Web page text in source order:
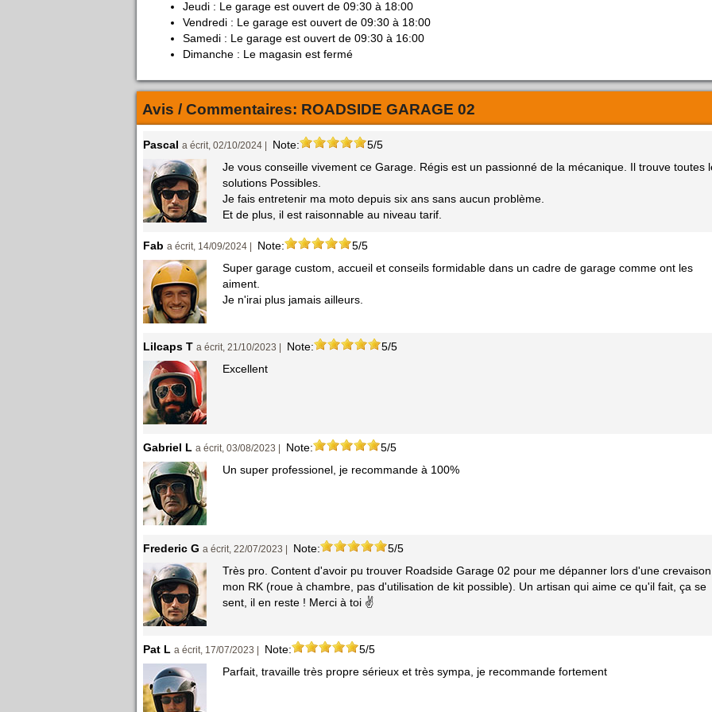
Jeudi : Le garage est ouvert de 09:30 à 18:00
Vendredi : Le garage est ouvert de 09:30 à 18:00
Samedi : Le garage est ouvert de 09:30 à 16:00
Dimanche : Le magasin est fermé
Avis / Commentaires: ROADSIDE GARAGE 02
Pascal a écrit, 02/10/2024 | Note:
5/5
Je vous conseille vivement ce Garage. Régis est un passionné de la mécanique. Il trouve toutes
solutions Possibles.
Je fais entretenir ma moto depuis six ans sans aucun problème.
Et de plus, il est raisonnable au niveau tarif.
Fab a écrit, 14/09/2024 | Note:
5/5
Super garage custom, accueil et conseils formidable dans un cadre de garage comme ont les
aiment.
Je n'irai plus jamais ailleurs.
Lilcaps T a écrit, 21/10/2023 | Note:
5/5
Excellent
Gabriel L a écrit, 03/08/2023 | Note:
5/5
Un super professionel, je recommande à 100%
Frederic G a écrit, 22/07/2023 | Note:
5/5
Très pro. Content d'avoir pu trouver Roadside Garage 02 pour me dépanner lors d'une
mon RK (roue à chambre, pas d'utilisation de kit possible). Un artisan qui aime ce qu'il fait, ça se
sent, il en reste ! Merci à toi ✌
Pat L a écrit, 17/07/2023 | Note:
5/5
Parfait, travaille très propre sérieux et très sympa, je recommande fortement